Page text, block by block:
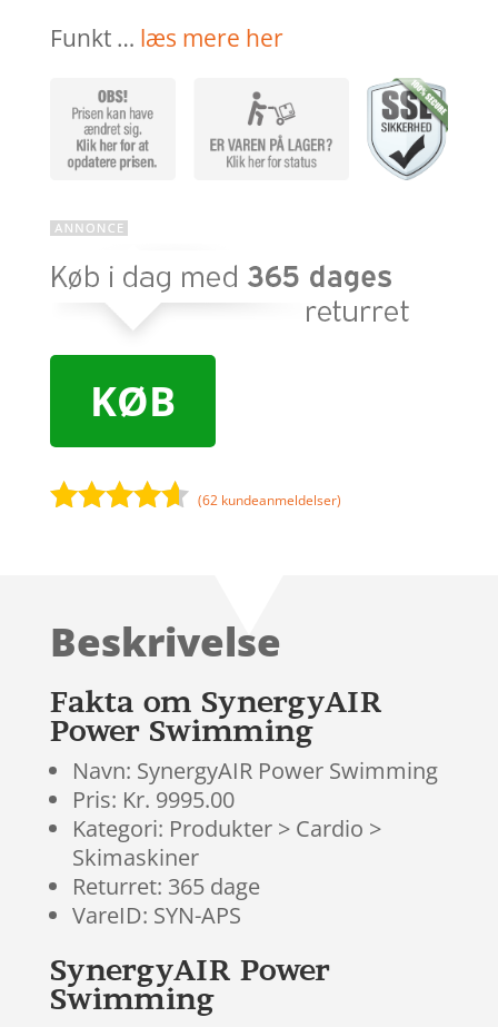
Funkt … læs mere her
KØB
på
mmelser
(62 kundeanmeldelser)
Beskrivelse
Fakta om SynergyAIR
Power Swimming
Navn: SynergyAIR Power Swimming
Pris: Kr. 9995.00
Kategori: Produkter > Cardio >
Skimaskiner
Returret: 365 dage
VareID: SYN-APS
SynergyAIR Power
Swimming